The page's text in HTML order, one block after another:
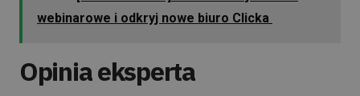
webinarowe i odkryj nowe biuro Clicka
Opinia eksperta